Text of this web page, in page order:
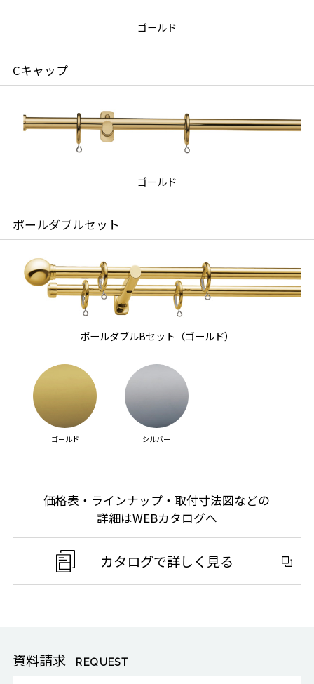
ゴールド
Cキャップ
ゴールド
ポールダブルセット
ポールダブルBセット（ゴールド）
ゴールド シルバー
価格表・ラインナップ・取付寸法図などの
詳細はWEBカタログへ
カタログで詳しく見る
資料請求 REQUEST